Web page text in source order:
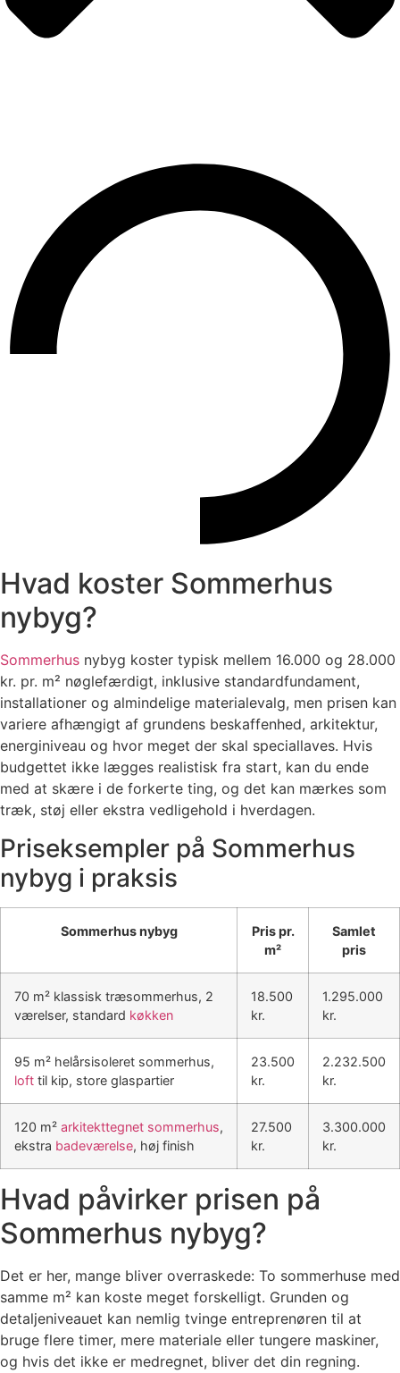
Hvad koster Sommerhus
nybyg?
Sommerhus nybyg koster typisk mellem 16.000 og 28.000
kr. pr. m² nøglefærdigt, inklusive standardfundament,
installationer og almindelige materialevalg, men prisen kan
variere afhængigt af grundens beskaffenhed, arkitektur,
energiniveau og hvor meget der skal speciallaves. Hvis
budgettet ikke lægges realistisk fra start, kan du ende
med at skære i de forkerte ting, og det kan mærkes som
træk, støj eller ekstra vedligehold i hverdagen.
Priseksempler på Sommerhus
nybyg i praksis
Sommerhus nybyg
Pris pr.
m²
Samlet
pris
70 m² klassisk træsommerhus, 2
værelser, standard køkken
18.500
kr.
1.295.000
kr.
95 m² helårsisoleret sommerhus,
loft til kip, store glaspartier
23.500
kr.
2.232.500
kr.
120 m² arkitekttegnet sommerhus,
ekstra badeværelse, høj finish
27.500
kr.
3.300.000
kr.
Hvad påvirker prisen på
Sommerhus nybyg?
Det er her, mange bliver overraskede: To sommerhuse med
samme m² kan koste meget forskelligt. Grunden og
detaljeniveauet kan nemlig tvinge entreprenøren til at
bruge flere timer, mere materiale eller tungere maskiner,
og hvis det ikke er medregnet, bliver det din regning.